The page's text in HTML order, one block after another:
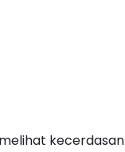
kecerdasan